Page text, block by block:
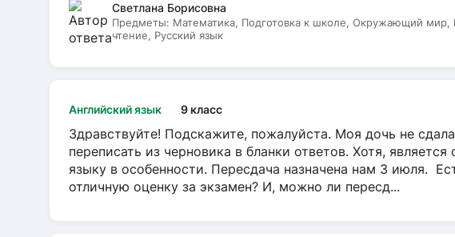
Светлана Борисовна
Предметы: Математика, Подготовка к школе, Окружающий мир,
чтение, Русский язык
Английский язык 9 класс
Здравствуйте! Подскажите, пожалуйста. Моя дочь не
переписать из черновика в бланки ответов. Хотя,
языку в особенности. Пересдача назначена нам 3 июля.
отличную оценку за экзамен? И, можно ли пересд...